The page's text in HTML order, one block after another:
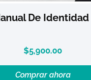
De
$5,900.00
Comprar ahora